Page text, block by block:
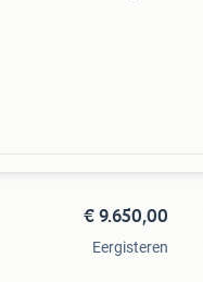
€ 9.650,00
Eergisteren